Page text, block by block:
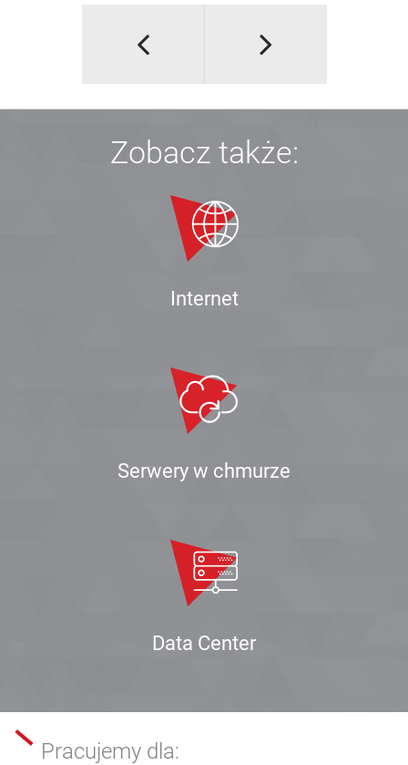
Zobacz także:
Internet
Serwery w chmurze
Data Center
Pracujemy dla: